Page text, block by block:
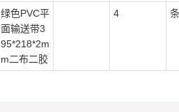
绿色PVC平
面输送带3
95*218*2m
m二布二胶
4 条